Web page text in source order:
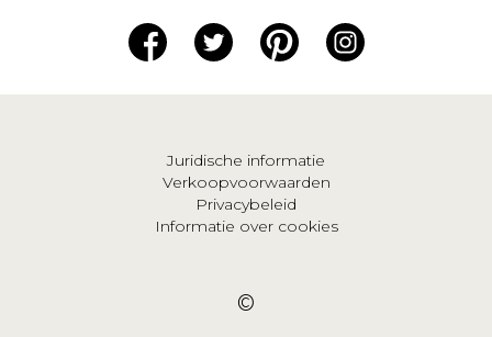
Juridische informatie
Verkoopvoorwaarden
Privacybeleid
Informatie over cookies
©